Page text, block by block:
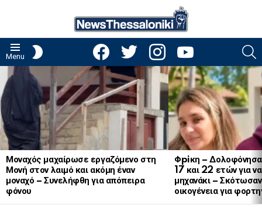
Menu
facebooktwitter instagramyoutube
LATEST
STORIES
Μοναχός μαχαίρωσε εργαζόμενο στη
Μονή στον λαιμό και ακόμη έναν
μοναχό – Συνελήφθη για απόπειρα
φόνου
Φpiκη –
17 και 22 ετών για
μηχανάκι – Σκότωσαν
οικογένεια για